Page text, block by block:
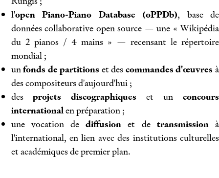
l'open Piano-Piano Database (oPPDb), base de
données collaborative open source — une « Wikipédia
du 2 pianos / 4 mains » — recensant le répertoire
mondial ;
unfonds de partitions et descommandes d'œuvres à
des compositeurs d'aujourd'hui ;
desprojets discographiques et unconcours
internationalen préparation ;
une vocation dediffusion et de transmissionà
l'international, en lien avec des institutions culturelles
et académiques de premier plan.